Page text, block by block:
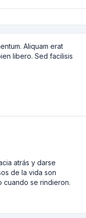
Aliquam erat
libero. Sed facilisis
atrás y darse
de la vida son
se rindieron.